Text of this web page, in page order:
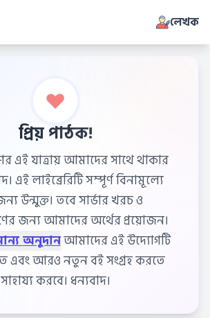
লেখক
প্রিয় পাঠক!
এই যাত্রায় আমাদের সাথে থাকার
এই লাইব্রেরিটি সম্পূর্ণ বিনামূল্যে
উন্মুক্ত। তবে সার্ভার খরচ ও
জন্য আমাদের অর্থের প্রয়োজন।
সামান্য অনুদানআমাদের এই উদ্যোগটি
এবং আরও নতুন বই সংগ্রহ করতে
সাহায্য করবে। ধন্যবাদ।